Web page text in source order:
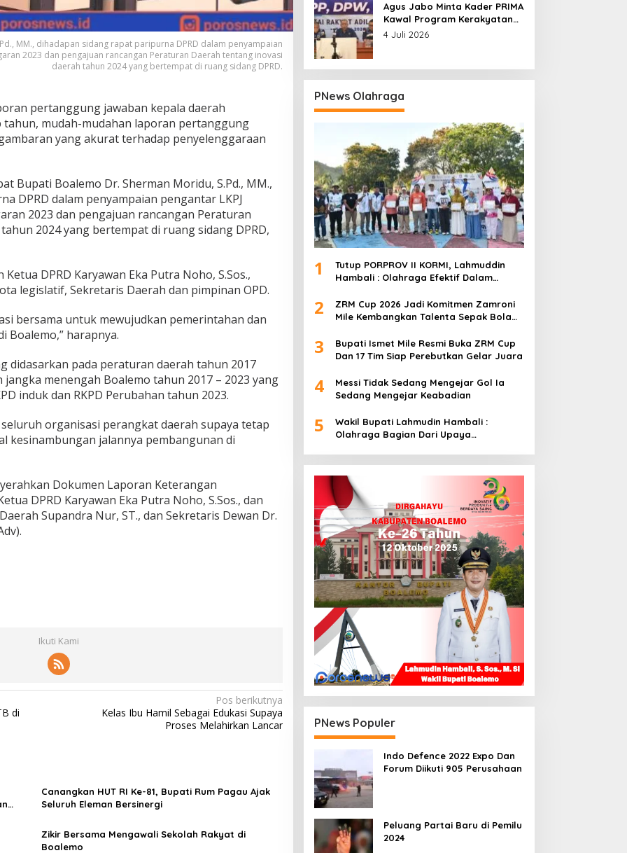
MM., dihadapan sidang rapat paripurna DPRD dalam penyampaian
2023 dan pengajuan rancangan Peraturan Daerah tentang inovasi
daerah tahun 2024 yang bertempat di ruang sidang DPRD.
pertanggung jawaban kepala daerah
mudah-mudahan laporan pertanggung
yang akurat terhadap penyelenggaraan
Bupati Boalemo Dr. Sherman Moridu, S.Pd., MM.,
DPRD dalam penyampaian pengantar LKPJ
2023 dan pengajuan rancangan Peraturan
2024 yang bertempat di ruang sidang DPRD,
DPRD Karyawan Eka Putra Noho, S.Sos.,
legislatif, Sekretaris Daerah dan pimpinan OPD.
bersama untuk mewujudkan pemerintahan dan
Boalemo,” harapnya.
didasarkan pada peraturan daerah tahun 2017
menengah Boalemo tahun 2017 – 2023 yang
induk dan RKPD Perubahan tahun 2023.
organisasi perangkat daerah supaya tetap
kesinambungan jalannya pembangunan di
Dokumen Laporan Keterangan
DPRD Karyawan Eka Putra Noho, S.Sos., dan
Supandra Nur, ST., dan Sekretaris Dewan Dr.
Ikuti Kami
di
Pos berikutnya
Kelas Ibu Hamil Sebagai Edukasi Supaya
Proses Melahirkan Lancar
Canangkan HUT RI Ke-81, Bupati Rum Pagau Ajak
Seluruh Eleman Bersinergi
Zikir Bersama Mengawali Sekolah Rakyat di
Boalemo
Agus Jabo Minta Kader PRIMA
Kawal Program Kerakyatan
Pemerintahan Prabowo
4 Juli 2026
PNews Olahraga
1
Tutup PORPROV II KORMI, Lahmuddin
Hambali : Olahraga Efektif Dalam
2
ZRM Cup 2026 Jadi Komitmen Zamroni
Mile Kembangkan Talenta Sepak Bola
3
Bupati Ismet Mile Resmi Buka ZRM Cup
Dan 17 Tim Siap Perebutkan Gelar Juara
4
Messi Tidak Sedang Mengejar Gol Ia
Sedang Mengejar Keabadian
5
Wakil Bupati Lahmudin Hambali :
Olahraga Bagian Dari Upaya
PNews Populer
Indo Defence 2022 Expo Dan
Forum Diikuti 905 Perusahaan
Peluang Partai Baru di Pemilu
2024